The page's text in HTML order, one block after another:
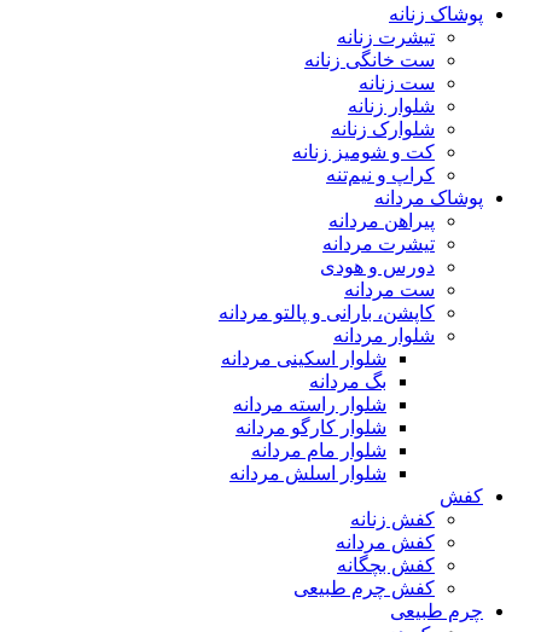
پوشاک زنانه
تیشرت زنانه
ست خانگی زنانه
ست زنانه
شلوار زنانه
شلوارک زنانه
کت و شومیز زنانه
کراپ و نیم‌تنه
پوشاک مردانه
پیراهن مردانه
تیشرت مردانه
دورس و هودی
ست مردانه
کاپشن، بارانی و پالتو مردانه
شلوار مردانه
شلوار اسکینی مردانه
بگ مردانه
شلوار راسته مردانه
شلوار کارگو مردانه
شلوار مام مردانه
شلوار اسلش مردانه
کفش
کفش زنانه
کفش مردانه
کفش بچگانه
کفش چرم طبیعی
چرم طبیعی